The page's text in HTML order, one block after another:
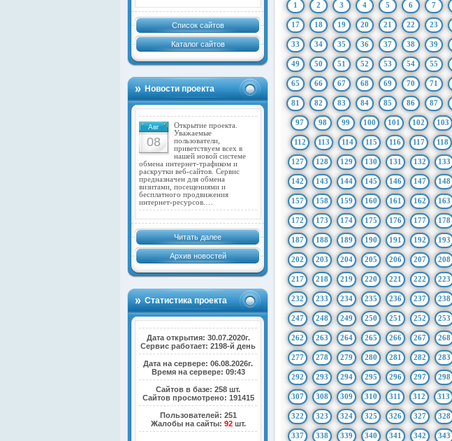
Список сайтов
Каталог сайтов
Новости проекта
Авг
08
Открытие проекта.
Уважаемые
пользователи,
приветствуем всех в
нашей новой системе
обмена интернет-трафиком и
раскрутки веб-сайтов. Сервис
предназначен для обмена
визитами, посещениями и
бесплатного продвижения
интернет-ресурсов.…
Читать далее
Архив новостей
Статистика проекта
Дата открытия: 30.07.2020г.
Сервис работает: 2198-й день
Дата на сервере: 06.08.2026г.
Время на сервере: 09:43
Сайтов в базе: 258 шт.
Сайтов просмотрено: 191415
Пользователей: 251
Жалобы на сайты: 92шт.
1 2 3 4 5 6 7
17 18 19 20 21 22 23
33 34 35 36 37 38 39
49 50 51 52 53 54 55
65 66 67 68 69 70 71
81 82 83 84 85 86 87
97 98 99 100 101 102 103
112 113 114 115 116 117 118
127 128 129 130 131 132 133
142 143 144 145 146 147 148
157 158 159 160 161 162 163
172 173 174 175 176 177 178
187 188 189 190 191 192 193
202 203 204 205 206 207 208
217 218 219 220 221 222 223
232 233 234 235 236 237 238
247 248 249 250 251 252 253
262 263 264 265 266 267 268
277 278 279 280 281 282 283
292 293 294 295 296 297 298
307 308 309 310 311 312 313
322 323 324 325 326 327 328
337 338 339 340 341 342 343